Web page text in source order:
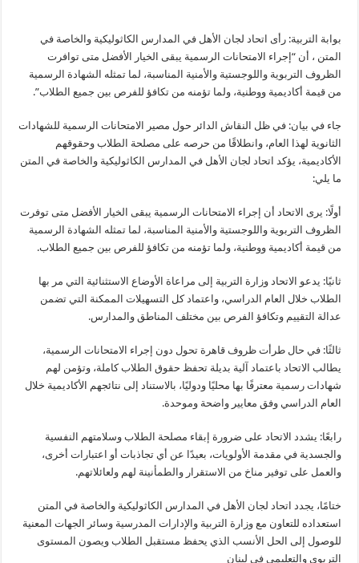
بوابة التربية: رأى اتحاد لجان الأهل في المدارس الكاثوليكية والخاصة في
المتن ، أن “إجراء الامتحانات الرسمية يبقى الخيار الأفضل متى توافرت
الظروف التربوية واللوجستية والأمنية المناسبة، لما تمثله الشهادة الرسمية
من قيمة أكاديمية ووطنية، ولما تؤمنه من تكافؤ للفرص بين جميع الطلاب”.
جاء في بيان: في ظل النقاش الدائر حول مصير الامتحانات الرسمية للشهادات
الثانوية لهذا العام، وانطلاقًا من حرصه على مصلحة الطلاب وحقوقهم
الأكاديمية، يؤكد اتحاد لجان الأهل في المدارس الكاثوليكية والخاصة في المتن
ما يلي:
أولًا: يرى الاتحاد أن إجراء الامتحانات الرسمية يبقى الخيار الأفضل متى توفرت
الظروف التربوية واللوجستية والأمنية المناسبة، لما تمثله الشهادة الرسمية
من قيمة أكاديمية ووطنية، ولما تؤمنه من تكافؤ للفرص بين جميع الطلاب.
ثانيًا: يدعو الاتحاد وزارة التربية إلى مراعاة الأوضاع الاستثنائية التي مر بها
الطلاب خلال العام الدراسي، واعتماد كل التسهيلات الممكنة التي تضمن
عدالة التقييم وتكافؤ الفرص بين مختلف المناطق والمدارس.
ثالثًا: في حال طرأت ظروف قاهرة تحول دون إجراء الامتحانات الرسمية،
يطالب الاتحاد باعتماد آلية بديلة تحفظ حقوق الطلاب كاملة، وتؤمن لهم
شهادات رسمية معترفًا بها محليًا ودوليًا، بالاستناد إلى نتائجهم الأكاديمية خلال
العام الدراسي وفق معايير واضحة وموحدة.
رابعًا: يشدد الاتحاد على ضرورة إبقاء مصلحة الطلاب وسلامتهم النفسية
والجسدية في مقدمة الأولويات، بعيدًا عن أي تجاذبات أو اعتبارات أخرى،
والعمل على توفير مناخ من الاستقرار والطمأنينة لهم ولعائلاتهم.
ختامًا، يجدد اتحاد لجان الأهل في المدارس الكاثوليكية والخاصة في المتن
استعداده للتعاون مع وزارة التربية والإدارات المدرسية وسائر الجهات المعنية
للوصول إلى الحل الأنسب الذي يحفظ مستقبل الطلاب ويصون المستوى
التربوي والتعليمي في لبنان